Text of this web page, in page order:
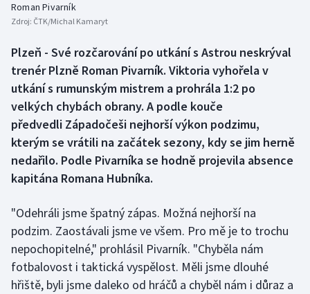
Boby a skeleton
Box
Curling
Dostihy
Florbal
Futsal
Golf
Gymnastika
Házená
AZ kvíz
Roman Pivarník
Zdroj: ČTK/Michal Kamaryt
Plzeň - Své rozčarování po utkání s Astrou neskrýval
trenér Plzně Roman Pivarník. Viktoria vyhořela v
utkání s rumunským mistrem a prohrála 1:2 po
velkých chybách obrany. A podle kouče
předvedli Západočeši nejhorší výkon podzimu,
kterým se vrátili na začátek sezony, kdy se jim herně
nedařilo. Podle Pivarníka se hodně projevila absence
kapitána Romana Hubníka.
"Odehráli jsme špatný zápas. Možná nejhorší na
podzim. Zaostávali jsme ve všem. Pro mě je to trochu
nepochopitelné," prohlásil Pivarník. "Chyběla nám
fotbalovost i taktická vyspělost. Měli jsme dlouhé
hřiště, byli jsme daleko od hráčů a chyběl nám i důraz a